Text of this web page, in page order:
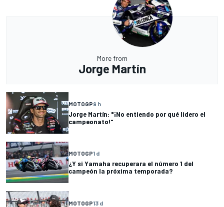
More from
Jorge Martín
MOTOGP9 h
Jorge Martín: "¡No entiendo por qué lidero el
campeonato!"
MOTOGP1 d
¿Y si Yamaha recuperara el número 1 del
campeón la próxima temporada?
MOTOGP13 d